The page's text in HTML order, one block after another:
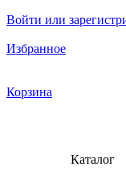
Войти или
Избранное
Корзина
Каталог